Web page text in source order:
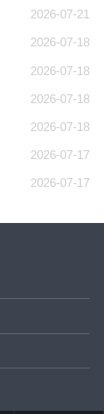
2026-07-21
2026-07-18
2026-07-18
2026-07-18
2026-07-18
2026-07-17
2026-07-17